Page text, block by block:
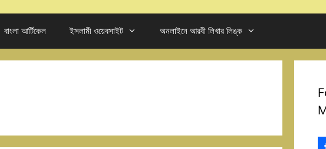
বাংলা আর্টিকেল ইসলামী ওয়েবসাইট অনলাইনে আরবী লিখার লিঙ্ক